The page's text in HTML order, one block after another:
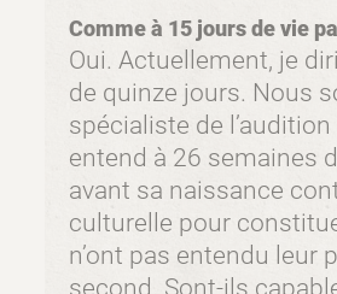
Comme à 15 jours de vie
Oui. Actuellement, je
de quinze jours. Nous
spécialiste de
entend à 26 semaines
avant sa naissance
culturelle pour
n’ont pas entendu leur
second. Sont-ils